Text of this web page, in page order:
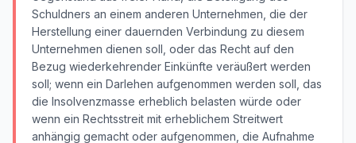
Schuldners an einem anderen Unternehmen, die der
Herstellung einer dauernden Verbindung zu diesem
Unternehmen dienen soll, oder das Recht auf den
Bezug wiederkehrender Einkünfte veräußert werden
soll; wenn ein Darlehen aufgenommen werden soll, das
die Insolvenzmasse erheblich belasten würde oder
wenn ein Rechtsstreit mit erheblichem Streitwert
anhängig gemacht oder aufgenommen, die Aufnahme